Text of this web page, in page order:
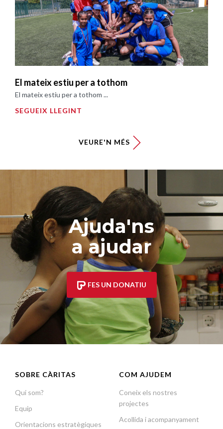
El mateix estiu per a tothom
El mateix estiu per a tothom ...
SEGUEIX LLEGINT
VEURE'N MÉS
Ajuda'ns
a ajudar
FES UN DONATIU
SOBRE CÀRITAS
Qui som?
Equip
Orientacions estratègiques
COM AJUDEM
Coneix els nostres
projectes
Acollida i acompanyament